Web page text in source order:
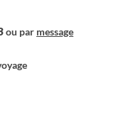
ou par message